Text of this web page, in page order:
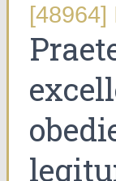
[48964]